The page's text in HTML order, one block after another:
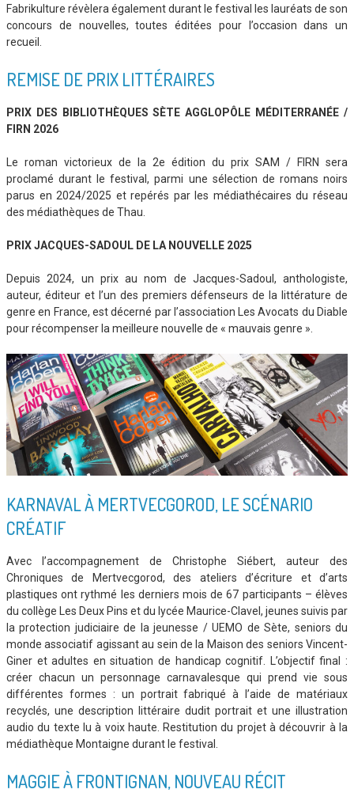
Fabrikulture révèlera également durant le festival les lauréats de son
concours de nouvelles, toutes éditées pour l’occasion dans un
recueil.
REMISE DE PRIX LITTÉRAIRES
PRIX DES BIBLIOTHÈQUES SÈTE AGGLOPÔLE MÉDITERRANÉE /
FIRN 2026
Le roman victorieux de la 2e édition du prix SAM / FIRN sera
proclamé durant le festival, parmi une sélection de romans noirs
parus en 2024/2025 et repérés par les médiathécaires du réseau
des médiathèques de Thau.
PRIX JACQUES-SADOUL DE LA NOUVELLE 2025
Depuis 2024, un prix au nom de Jacques-Sadoul, anthologiste,
auteur, éditeur et l’un des premiers défenseurs de la littérature de
genre en France, est décerné par l’association Les Avocats du Diable
pour récompenser la meilleure nouvelle de « mauvais genre ».
KARNAVAL À MERTVECGOROD, LE SCÉNARIO
CRÉATIF
Avec l’accompagnement de Christophe Siébert, auteur des
Chroniques de Mertvecgorod, des ateliers d’écriture et d’arts
plastiques ont rythmé les derniers mois de 67 participants – élèves
du collège Les Deux Pins et du lycée Maurice-Clavel, jeunes suivis par
la protection judiciaire de la jeunesse / UEMO de Sète, seniors du
monde associatif agissant au sein de la Maison des seniors Vincent-
Giner et adultes en situation de handicap cognitif. L’objectif final :
créer chacun un personnage carnavalesque qui prend vie sous
différentes formes : un portrait fabriqué à l’aide de matériaux
recyclés, une description littéraire dudit portrait et une illustration
audio du texte lu à voix haute. Restitution du projet à découvrir à la
médiathèque Montaigne durant le festival.
MAGGIE À FRONTIGNAN, NOUVEAU RÉCIT